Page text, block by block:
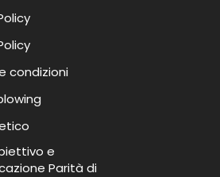
condizioni
e
Parità di